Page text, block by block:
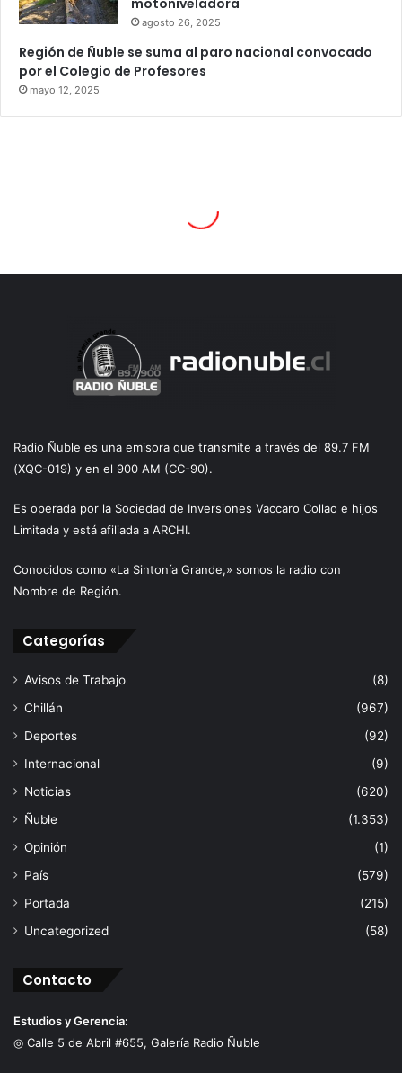
agosto 26, 2025
Región de Ñuble se suma al paro nacional convocado
por el Colegio de Profesores
mayo 12, 2025
Radio Ñuble es una emisora que transmite a través del 89.7 FM
(XQC-019) y en el 900 AM (CC-90).
Es operada por la Sociedad de Inversiones Vaccaro Collao e hijos
Limitada y está afiliada a ARCHI.
Conocidos como «La Sintonía Grande,» somos la radio con
Nombre de Región.
Categorías
Avisos de Trabajo
(8)
Chillán
(967)
Deportes
(92)
Internacional
(9)
Noticias
(620)
Ñuble
(1.353)
Opinión
(1)
País
(579)
Portada
(215)
Uncategorized
(58)
Contacto
Estudios y Gerencia:
◎ Calle 5 de Abril #655, Galería Radio Ñuble